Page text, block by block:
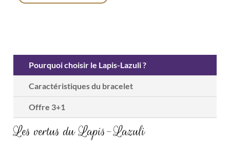
Pourquoi choisir le Lapis-Lazuli ?
Caractéristiques du bracelet
Offre 3+1
Les vertus du Lapis-Lazuli